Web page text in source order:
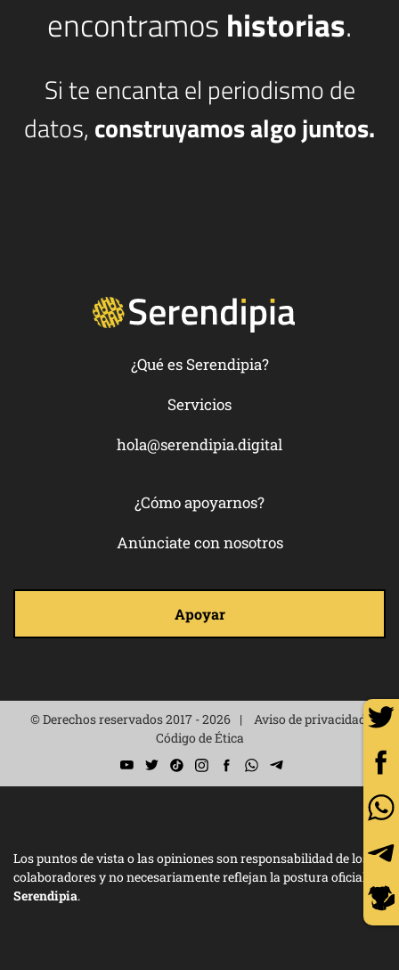
encontramos historias.
Si te encanta el periodismo de
datos, construyamos algo juntos.
¿Qué es Serendipia?
Servicios
hola@serendipia.digital
¿Cómo apoyarnos?
Anúnciate con nosotros
Apoyar
© Derechos reservados 2017 - 2026
Aviso de privacidad
Código de Ética
Los puntos de vista o las opiniones son responsabilidad de los
colaboradores y no necesariamente reflejan la postura oficial de
Serendipia.